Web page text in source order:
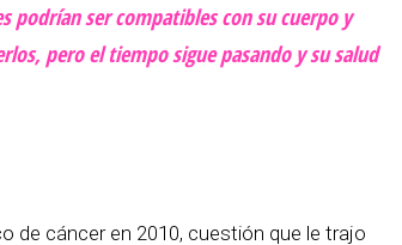
podrían ser compatibles con su cuerpo y
pero el tiempo sigue pasando y su salud
de cáncer en 2010, cuestión que le trajo